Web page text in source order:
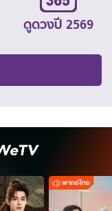
ดูดวงปี 2569